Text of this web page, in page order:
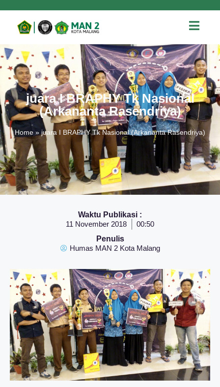
juara I BRAPHY Tk Nasional
(Arkananta Rasendriya)
Home » juara I BRAPHY Tk Nasional (Arkananta Rasendriya)
Waktu Publikasi :
11 November 2018
00:50
Penulis
Humas MAN 2 Kota Malang